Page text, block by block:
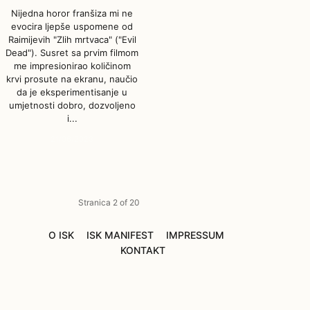
Nijedna horor franšiza mi ne
evocira ljepše uspomene od
Raimijevih "Zlih mrtvaca" ("Evil
Dead"). Susret sa prvim filmom
me impresionirao količinom
krvi prosute na ekranu, naučio
da je eksperimentisanje u
umjetnosti dobro, dozvoljeno
i...
Stranica 2 of 20
O ISK ISK MANIFEST
IMPRESSUM
KONTAKT